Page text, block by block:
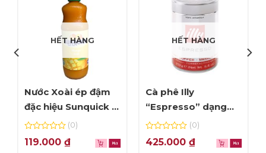
HẾT HÀNG
Nước Xoài ép đậm
đặc hiệu Sunquick –
chai 840ml
0
out
(0)
119.000 ₫
HẾT HÀNG
Cà phê Illy
“Espresso” dạng
bột – hộp 250gr
0
out
(0)
425.000 ₫